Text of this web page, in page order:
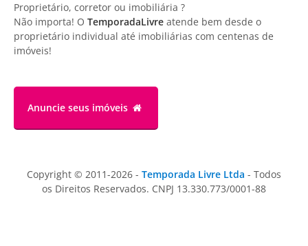
Proprietário, corretor ou imobiliária ?
Não importa! O TemporadaLivre atende bem desde o
proprietário individual até imobiliárias com centenas de
imóveis!
Anuncie seus imóveis
Copyright © 2011-2026 - Temporada Livre Ltda - Todos
os Direitos Reservados. CNPJ 13.330.773/0001-88